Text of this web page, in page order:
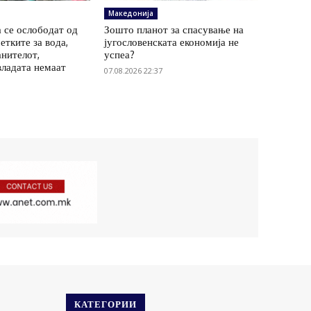
се ослободат од
за вода,
немаат
Македонија
Зошто планот за спасување на
југословенската економија не
успеа?
07.08.2026 22:37
КАТЕГОРИИ